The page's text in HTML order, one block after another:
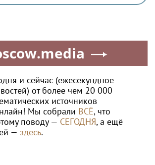
и сейчас (ежесекундное
от более чем 20 000
источников
Мы собрали ВСЁ, что
поводу — СЕГОДНЯ, а ещё
— здесь.